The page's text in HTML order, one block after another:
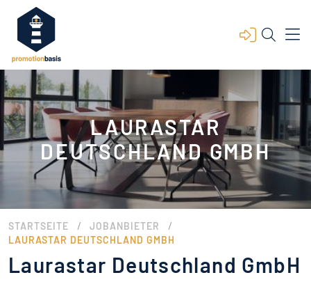
LAURASTAR
DEUTSCHLAND GMBH
STARTSEITE / JOBANBIETER /
LAURASTAR DEUTSCHLAND GMBH
Laurastar Deutschland GmbH